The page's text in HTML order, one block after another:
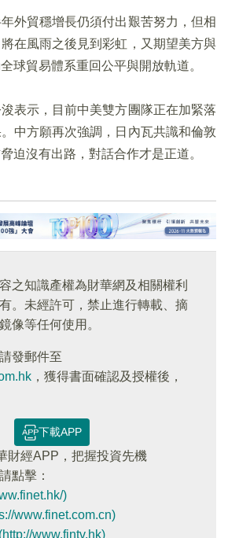
外貿穩增長仍須付出艱苦努力，但相
在風雨之後見到彩虹，又期望美方與
球貿易體系重回公平與開放軌道。
表示，目前中美雙方團隊正在加緊落
中方願再次強調，日內瓦共識和倫敦
迫沒有出路，對話合作才是正道。
之知識產權為財華網及相關權利
。未經許可，禁止進行轉載、摘
像等任何使用。
發郵件至
，獲得書面確認及授權後，
下載APP
財經APP，把握投資先機
點擊：
)
www.finet.com.cn)
(http://www.fintv.hk)